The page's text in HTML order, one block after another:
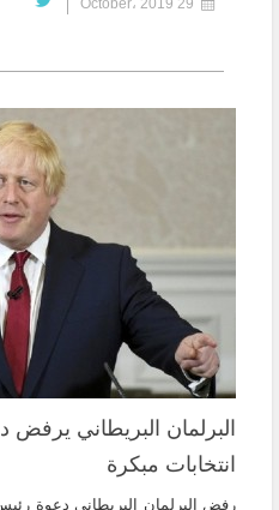
البرلمان البريطاني
انتخابات مبكرة
رفض البرلمان البريطاني دعوة